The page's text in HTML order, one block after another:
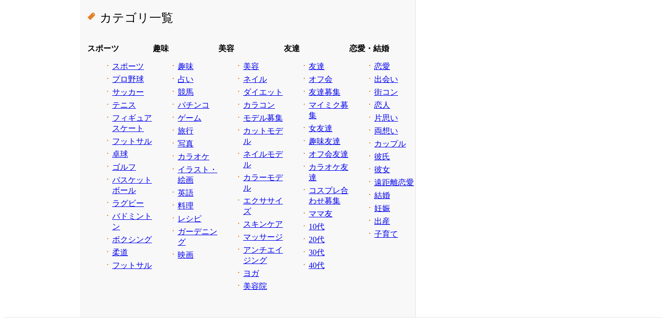
カテゴリ一覧
スポーツ
スポーツ
プロ野球
サッカー
テニス
フィギュア
スケート
フットサル
卓球
ゴルフ
バスケット
ボール
ラグビー
バドミント
ン
ボクシング
柔道
フットサル
趣味
趣味
占い
競馬
パチンコ
ゲーム
旅行
写真
カラオケ
イラスト・
絵画
英語
料理
レシピ
ガーデニン
グ
映画
美容
美容
ネイル
ダイエット
カラコン
モデル募集
カットモデ
ル
ネイルモデ
ル
カラーモデ
ル
エクササイ
ズ
スキンケア
マッサージ
アンチエイ
ジング
ヨガ
美容院
友達
友達
オフ会
友達募集
マイミク募
集
女友達
趣味友達
オフ会友達
カラオケ友
達
コスプレ合
わせ募集
ママ友
10代
20代
30代
40代
恋愛・結婚
恋愛
出会い
街コン
恋人
片思い
両想い
カップル
彼氏
彼女
遠距離恋愛
結婚
妊娠
出産
子育て